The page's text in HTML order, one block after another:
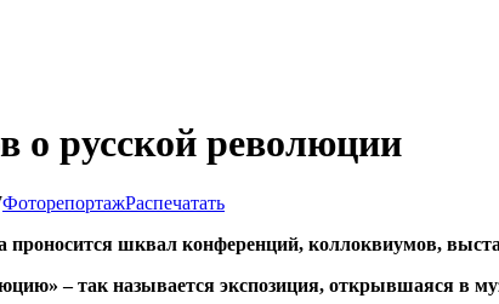
о русской революции
ФоторепортажРаспечатать
проносится шквал конференций, коллоквиумов,
– так называется экспозиция, открывшаяся в